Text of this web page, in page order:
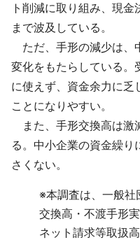
ト削減に取り組み、現
まで波及している。
ただ、手形の減少は、
変化をもたらしている。
に使えず、資金余力に乏
ことになりやすい。
また、手形交換高は激
る。中小企業の資金繰
さくない。
※本調査は、一般
交換高・不渡手形
ネット請求等取扱